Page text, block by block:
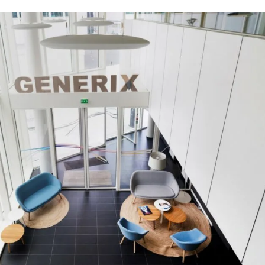
en entrepôt
transport
et
- 3PL
votre
de manière
!
Animation du
parcours d’achat
Animez la relation client
en temps réel et
fidélisez vos clients
Gestion des stocks
Réalisez en temps réel
toutes les opérations
de mouvement de
stocks et mettez en
place une gestion de la
seconde vie de vos
produits
d’intégration
A2A dernière
génération
et recommandations d’experts
et solutions du secteur